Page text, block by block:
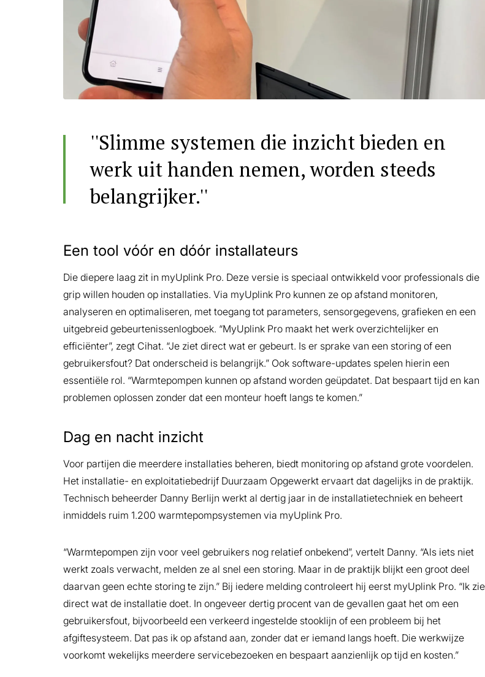
''Slimme systemen die inzicht bieden en
werk uit handen nemen, worden steeds
belangrijker.''
Een tool vóór en dóór installateurs
Die diepere laag zit in myUplink Pro. Deze versie is speciaal ontwikkeld voor professionals die
grip willen houden op installaties. Via myUplink Pro kunnen ze op afstand monitoren,
analyseren en optimaliseren, met toegang tot parameters, sensorgegevens, grafieken en een
uitgebreid gebeurtenissenlogboek. “MyUplink Pro maakt het werk overzichtelijker en
efficiënter”, zegt Cihat. “Je ziet direct wat er gebeurt. Is er sprake van een storing of een
gebruikersfout? Dat onderscheid is belangrijk.” Ook software-updates spelen hierin een
essentiële rol. “Warmtepompen kunnen op afstand worden geüpdatet. Dat bespaart tijd en kan
problemen oplossen zonder dat een monteur hoeft langs te komen.”
Dag en nacht inzicht
Voor partijen die meerdere installaties beheren, biedt monitoring op afstand grote voordelen.
Het installatie- en exploitatiebedrijf Duurzaam Opgewerkt ervaart dat dagelijks in de praktijk.
Technisch beheerder Danny Berlijn werkt al dertig jaar in de installatietechniek en beheert
inmiddels ruim 1.200 warmtepompsystemen via myUplink Pro.
“Warmtepompen zijn voor veel gebruikers nog relatief onbekend”, vertelt Danny. “Als iets niet
werkt zoals verwacht, melden ze al snel een storing. Maar in de praktijk blijkt een groot deel
daarvan geen echte storing te zijn.” Bij iedere melding controleert hij eerst myUplink Pro. “Ik zie
direct wat de installatie doet. In ongeveer dertig procent van de gevallen gaat het om een
gebruikersfout, bijvoorbeeld een verkeerd ingestelde stooklijn of een probleem bij het
afgiftesysteem. Dat pas ik op afstand aan, zonder dat er iemand langs hoeft. Die werkwijze
voorkomt wekelijks meerdere servicebezoeken en bespaart aanzienlijk op tijd en kosten.”